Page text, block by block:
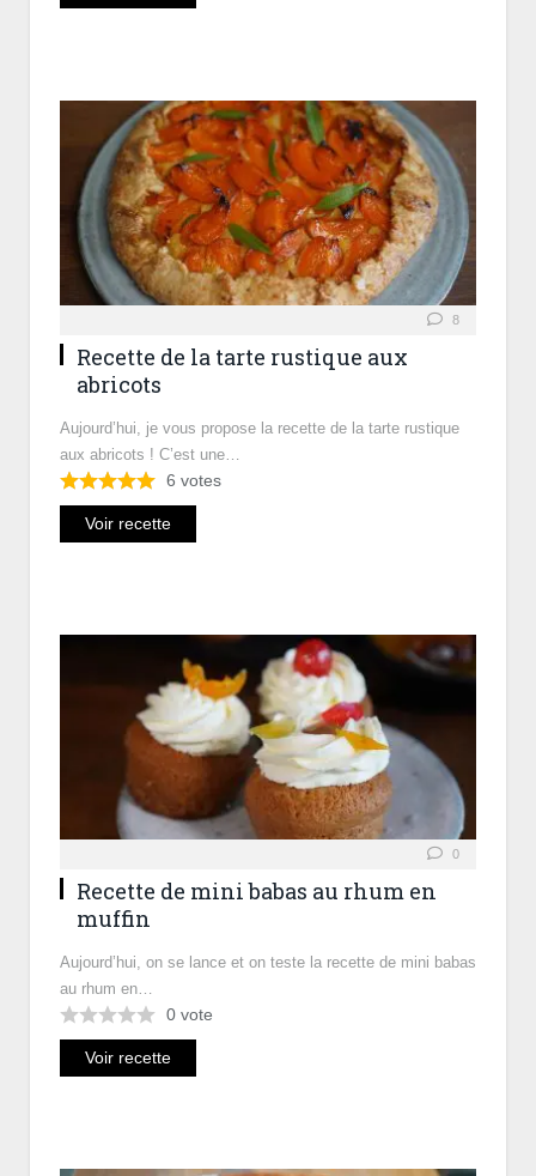
8
Recette de la tarte rustique aux
abricots
Aujourd’hui, je vous propose la recette de la tarte rustique
aux abricots ! C’est une…
6 votes
Voir recette
0
Recette de mini babas au rhum en
muffin
Aujourd’hui, on se lance et on teste la recette de mini babas
au rhum en…
0 vote
Voir recette